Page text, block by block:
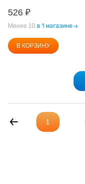
526 ₽
Менее 10 в 1 магазине
В КОРЗИНУ
1